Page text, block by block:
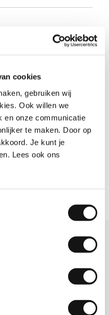
cookies
gebruiken wij
Ook willen we
en onze communicatie
te maken. Door op
Je kunt je
Lees ook ons
mooi resultaat
, Abcoude
pen DS8
de Prodir